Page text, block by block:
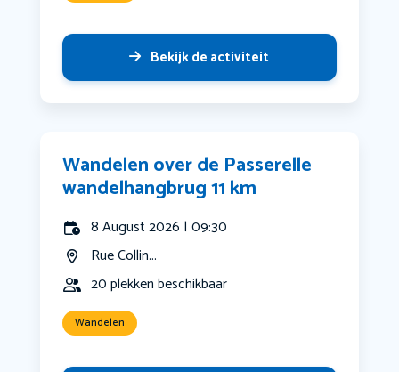
Bekijk de activiteit
Wandelen over de Passerelle
wandelhangbrug 11 km
8 August 2026 | 09:30
Rue Collin...
20 plekken beschikbaar
Wandelen